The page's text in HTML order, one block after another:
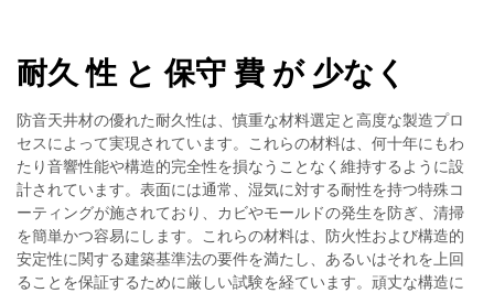
耐久 性 と 保守 費 が 少なく
防音天井材の優れた耐久性は、慎重な材料選定と高度な製造プロ
セスによって実現されています。これらの材料は、何十年にもわ
たり音響性能や構造的完全性を損なうことなく維持するように設
計されています。表面には通常、湿気に対する耐性を持つ特殊コ
ーティングが施されており、カビやモールドの発生を防ぎ、清掃
を簡単かつ容易にします。これらの材料は、防火性および構造的
安定性に関する建築基準法の要件を満たし、あるいはそれを上回
ることを保証するために厳しい試験を経ています。頑丈な構造に